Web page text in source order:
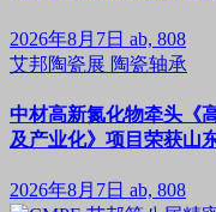
2026年8月7日 ab, 808
艾邦陶瓷展 陶瓷轴承
中材高新氮化物牵头《
及产业化》项目荣获山
2026年8月7日 ab, 808